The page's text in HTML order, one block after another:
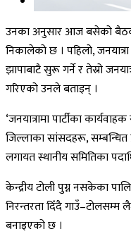
उनका अनुसार आज बसेको बैठकले
निकालेको छ । पहिलो,
झापाबाटै सुरू गर्ने र तेस्रो
गरिएको उनले बताइन् ।
‘जनयात्रामा पार्टीका
जिल्लाका सांसदहरू, सम्बन्धित
लगायत स्थानीय समितिका
केन्द्रीय टोली पुग्न नसकेका
निरन्तरता दिँदै
बनाइएको छ ।